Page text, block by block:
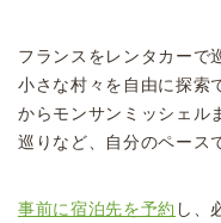
フランスをレンタカーで
小さな村々を自由に探索
からモンサンミッシェル
巡りなど、自分のペース
事前に宿泊先を予約 し、